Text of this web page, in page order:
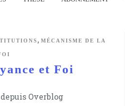
, MÉCANISME DE LA
et Foi
Overblog